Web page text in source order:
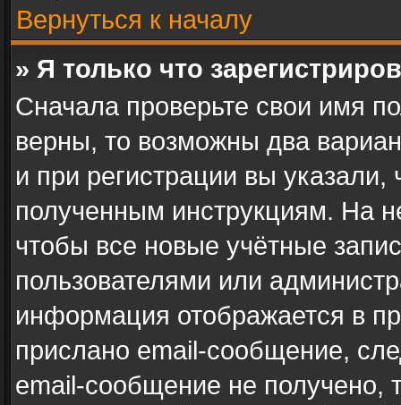
Вернуться к началу
» Я только что
Сначала проверьте свои имя
верны, то возможны два
и при регистрации вы
полученным инструкциям. На
чтобы все новые учётные
пользователями или
информация отображается в
прислано email-сообщение,
email-сообщение не получено,